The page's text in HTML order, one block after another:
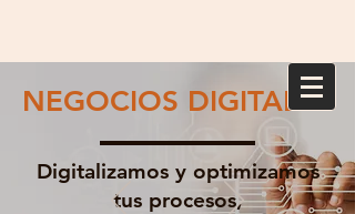
NEGOCIOS DIGITALES
Digitalizamos y optimizamos
tus procesos,